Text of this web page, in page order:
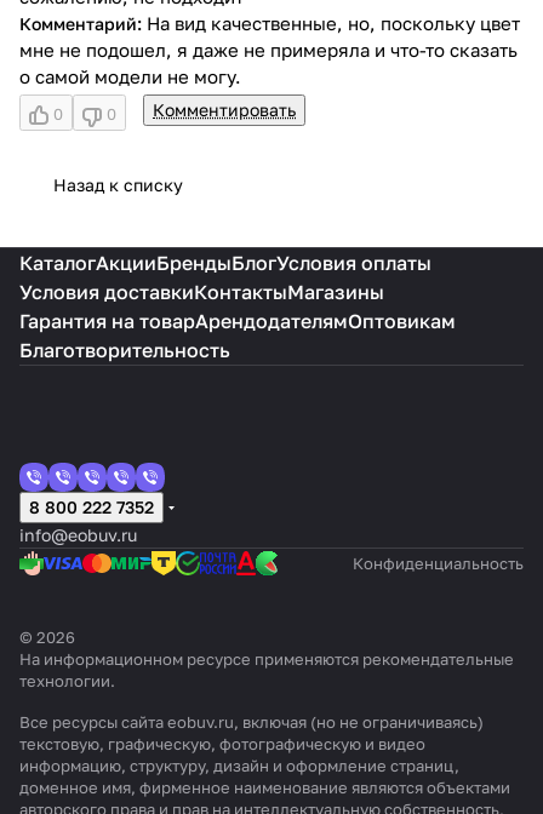
На вид качественные, но, поскольку цвет
мне не подошел, я даже не примеряла и что-то сказать
о самой модели не могу.
0 0 Комментировать
Назад к списку
КаталогАкцииБрендыБлогУсловия оплаты
Условия доставкиКонтактыМагазины
Гарантия на товарАрендодателямОптовикам
Благотворительность
8 800 222 7352
info@eobuv.ru
Конфиденциальность
© 2026
На информационном ресурсе применяются рекомендательные
технологии.
Все ресурсы сайта eobuv.ru, включая (но не ограничиваясь)
текстовую, графическую, фотографическую и видео
информацию, структуру, дизайн и оформление страниц,
доменное имя, фирменное наименование являются объектами
авторского права и прав на интеллектуальную собственность,